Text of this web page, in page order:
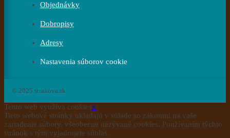
Objednávky
Dobropisy
Adresy
Nastavenia súborov cookie
© 2025 strakova.sk
Tento web využíva cookiesx
Tieto webové stránky ukladajú v súlade so zákonmi na vaše
zariadenie súbory, všeobecne nazývané cookies. Používaním týchto
stránok s tým vyjadrujete súhlas.